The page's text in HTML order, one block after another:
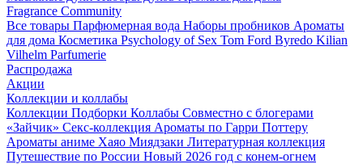
Fragrance Community
Все товары Парфюмерная вода Наборы пробников Ароматы
для дома Косметика Psychology of Sex Tom Ford Byredo Kilian
Vilhelm Parfumerie
Распродажа
Акции
Коллекции и коллабы
Коллекции Подборки Коллабы Совместно с блогерами
«Зайчик» Секс-коллекция Ароматы по Гарри Поттеру
Ароматы аниме Хаяо Миядзаки Литературная коллекция
Путешествие по России Новый 2026 год с конем-огнем